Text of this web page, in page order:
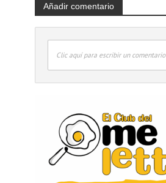
Añadir comentario
Clic aquí para escribir un comentario